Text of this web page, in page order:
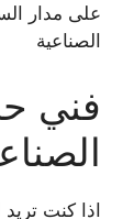
على مدار
الصناعية
فني
اذا كنت